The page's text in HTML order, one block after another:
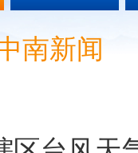
南新闻